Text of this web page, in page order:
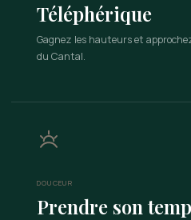
Téléphérique
Gagnez les hauteurs et
du Cantal.
DOUCEUR
Prendre son